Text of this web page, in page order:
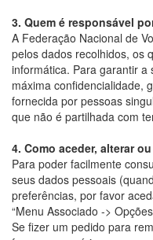
3. Quem é responsável
A Federação Nacional de
pelos dados recolhidos, os
informática. Para garantir
máxima confidencialidade,
fornecida por pessoas
que não é partilhada com
4. Como aceder, alterar
Para poder facilmente
seus dados pessoais
preferências, por favor
“Menu Associado ->
Se fizer um pedido para